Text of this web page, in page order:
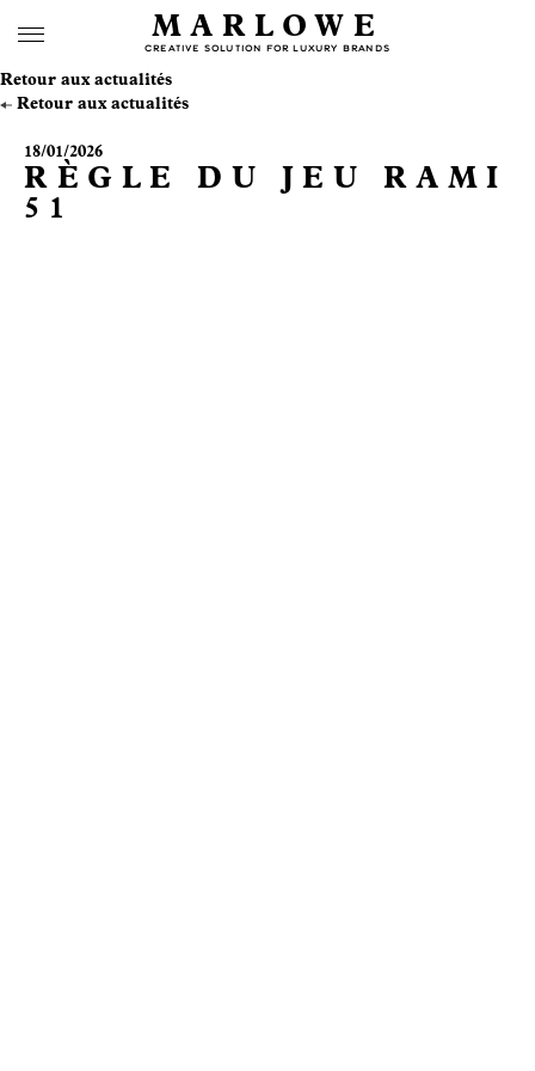
MARLOWE
CREATIVE SOLUTION FOR LUXURY BRANDS
Retour aux actualités
Retour aux actualités
18/01/2026
RÈGLE DU JEU RAMI
51